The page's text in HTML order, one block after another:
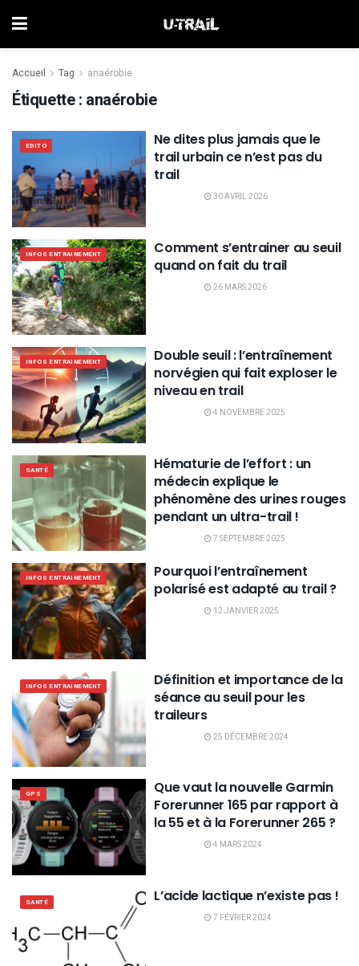
Accueil Tag anaérobie
Étiquette : anaérobie
EDITO
Ne dites plus jamais que le
trail urbain ce n’est pas du
trail
30 AVRIL 2026
INFOS ENTRAINEMENT
Comment s’entrainer au seuil
quand on fait du trail
26 MARS 2026
INFOS ENTRAINEMENT
Double seuil : l’entraînement
norvégien qui fait exploser le
niveau en trail
4 NOVEMBRE 2025
SANTÉ
Hématurie de l’effort : un
médecin explique le
phénomène des urines rouges
pendant un ultra-trail !
7 SEPTEMBRE 2025
INFOS ENTRAINEMENT
Pourquoi l’entraînement
polarisé est adapté au trail ?
12 JANVIER 2025
INFOS ENTRAINEMENT
Définition et importance de la
séance au seuil pour les
traileurs
25 DÉCEMBRE 2024
GPS
Que vaut la nouvelle Garmin
Forerunner 165 par rapport à
la 55 et à la Forerunner 265 ?
4 MARS 2024
SANTÉ L’acide lactique n’existe pas !
7 FÉVRIER 2024